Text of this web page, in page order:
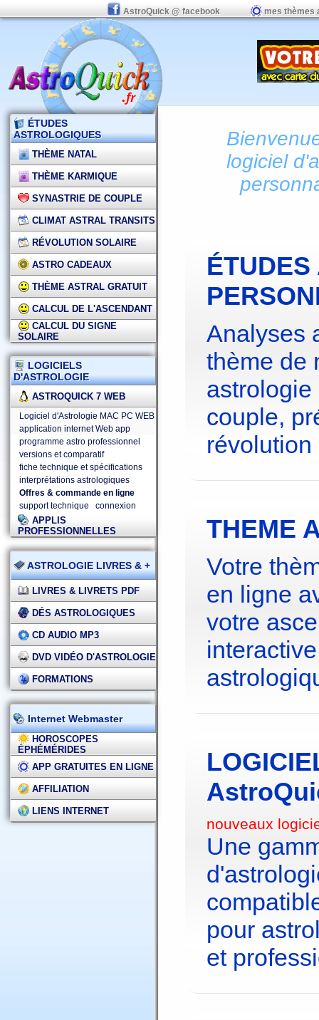
AstroQuick @ facebook mes thèmes
ÉTUDES
ASTROLOGIQUES
THÈME NATAL
THÈME KARMIQUE
SYNASTRIE DE COUPLE
CLIMAT ASTRAL TRANSITS
RÉVOLUTION SOLAIRE
ASTRO CADEAUX
THÈME ASTRAL GRATUIT
CALCUL DE L'ASCENDANT
CALCUL DU SIGNE
SOLAIRE
LOGICIELS
D'ASTROLOGIE
ASTROQUICK 7 WEB
Logiciel d'Astrologie MAC PC WEB
application internet Web app
programme astro professionnel
versions et comparatif
fiche technique et spécifications
interprétations astrologiques
Offres & commande en ligne
support technique
connexion
APPLIS
PROFESSIONNELLES
ASTROLOGIE LIVRES & +
LIVRES & LIVRETS PDF
DÉS ASTROLOGIQUES
CD AUDIO MP3
DVD VIDÉO D'ASTROLOGIE
FORMATIONS
Internet Webmaster
HOROSCOPES
ÉPHÉMÉRIDES
APP GRATUITES EN LIGNE
AFFILIATION
LIENS INTERNET
logiciel
Analyses
thème de
couple,
THEME
Votre
en ligne
votre
nouveaux
Une
pour
et